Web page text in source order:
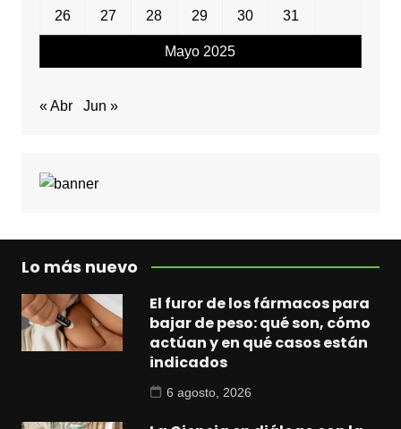
Mayo 2025
26 27 28 29 30 31
« Abr Jun »
Lo más nuevo
El furor de los fármacos para
bajar de peso: qué son, cómo
actúan y en qué casos están
indicados
6 agosto, 2026